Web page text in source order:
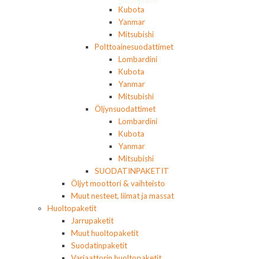
Kubota
Yanmar
Mitsubishi
Polttoainesuodattimet
Lombardini
Kubota
Yanmar
Mitsubishi
Öljynsuodattimet
Lombardini
Kubota
Yanmar
Mitsubishi
SUODATINPAKETIT
Öljyt moottori & vaihteisto
Muut nesteet, liimat ja massat
Huoltopaketit
Jarrupaketit
Muut huoltopaketit
Suodatinpaketit